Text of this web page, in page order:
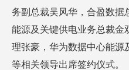
务副总裁吴风华，合盈数据
能源及关键供电业务总裁金
理张豪，华为数据中心能源
等相关领导出席签约仪式。